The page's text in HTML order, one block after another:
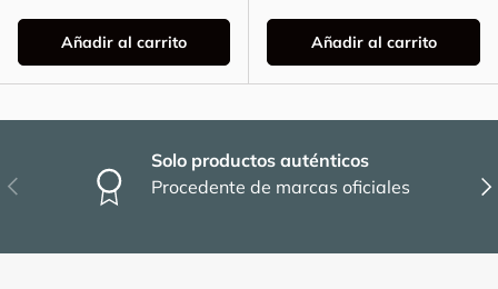
Añadir al carrito Añadir al carrito
Anterior
Solo productos auténticos
Procedente de marcas oficiales